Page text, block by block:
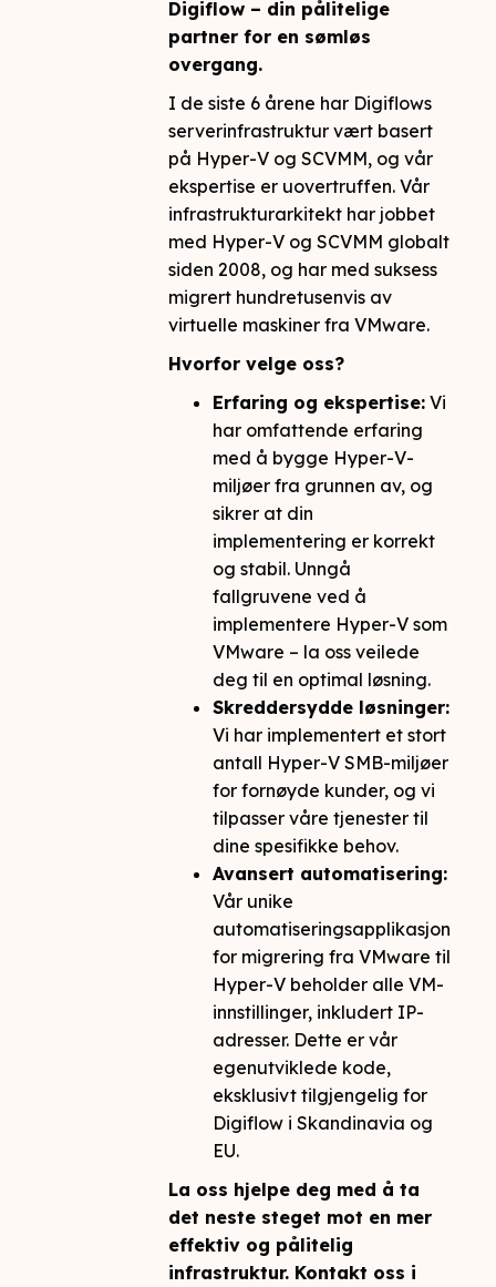
Digiflow – din pålitelige
partner for en sømløs
overgang.
I de siste 6 årene har Digiflows
serverinfrastruktur vært basert
på Hyper-V og SCVMM, og vår
ekspertise er uovertruffen. Vår
infrastrukturarkitekt har jobbet
med Hyper-V og SCVMM globalt
siden 2008, og har med suksess
migrert hundretusenvis av
virtuelle maskiner fra VMware.
Hvorfor velge oss?
Erfaring og ekspertise: Vi
har omfattende erfaring
med å bygge Hyper-V-
miljøer fra grunnen av, og
sikrer at din
implementering er korrekt
og stabil. Unngå
fallgruvene ved å
implementere Hyper-V som
VMware – la oss veilede
deg til en optimal løsning.
Skreddersydde løsninger:
Vi har implementert et stort
antall Hyper-V SMB-miljøer
for fornøyde kunder, og vi
tilpasser våre tjenester til
dine spesifikke behov.
Avansert automatisering:
Vår unike
automatiseringsapplikasjon
for migrering fra VMware til
Hyper-V beholder alle VM-
innstillinger, inkludert IP-
adresser. Dette er vår
egenutviklede kode,
eksklusivt tilgjengelig for
Digiflow i Skandinavia og
EU.
La oss hjelpe deg med å ta
det neste steget mot en mer
effektiv og pålitelig
infrastruktur. Kontakt oss i